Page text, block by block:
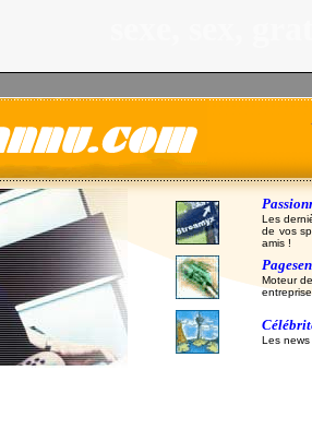
Les
de vos
amis !
Moteur
Les